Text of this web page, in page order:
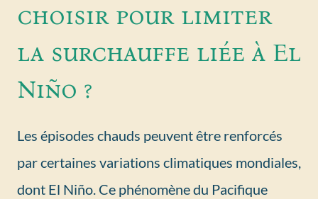
choisir pour limiter
la surchauffe liée à El
Niño ?
Les épisodes chauds peuvent être renforcés
par certaines variations climatiques mondiales,
dont El Niño. Ce phénomène du Pacifique